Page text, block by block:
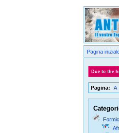
Pagina
Due to the
Pagina: A